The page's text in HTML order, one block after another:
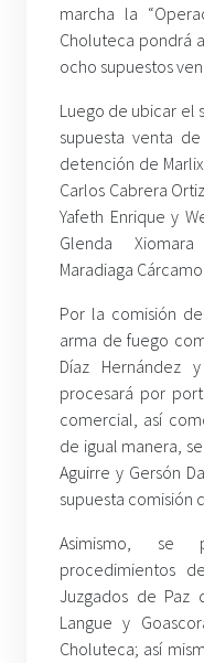
marcha la
Choluteca pondrá
ocho supuestos
Luego de ubicar el
supuesta venta
detención de
Carlos Cabrera
Yafeth Enrique y
Glenda
Maradiaga
Por la comisión
arma de fuego
Díaz Hernández
procesará por
comercial, así
de igual manera,
Aguirre y Gersón
supuesta comisión
Asimismo, se
procedimientos
Juzgados de Paz
Langue y
Choluteca; así